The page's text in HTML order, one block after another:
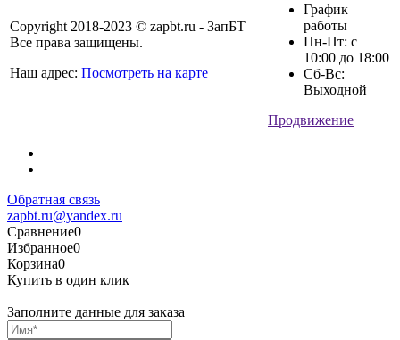
Copyright 2018-2023 © zapbt.ru - ЗапБТ
Все права защищены.
Наш адрес: Посмотреть на карте
График
работы
Пн-Пт: с
10:00 до 18:00
Сб-Вс:
Выходной
Продвижение
Обратная связь
zapbt.ru@yandex.ru
Сравнение0
Избранное0
Корзина0
Купить в один клик
Заполните данные для заказа